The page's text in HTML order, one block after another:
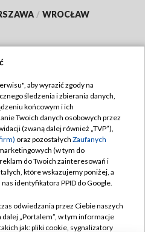
/ WROCŁAW
TVP
TVP
prywatności
zgody
aby wyrazić zgody na
śledzenia i zbierania danych,
końcowym i ich
Twoich danych osobowych przez
(zwaną dalej również „TVP”),
oraz pozostałych Zaufanych
(w tym do
do Twoich zainteresowań i
które wskazujemy poniżej, a
identyfikatora PPID do Google.
odwiedzania przez Ciebie naszych
dalej „Portalem”, w tym informacje
jak: pliki cookie, sygnalizatory